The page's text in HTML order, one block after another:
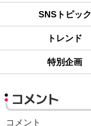
SNSトピック
トレンド
特別企画
コメント
コメント